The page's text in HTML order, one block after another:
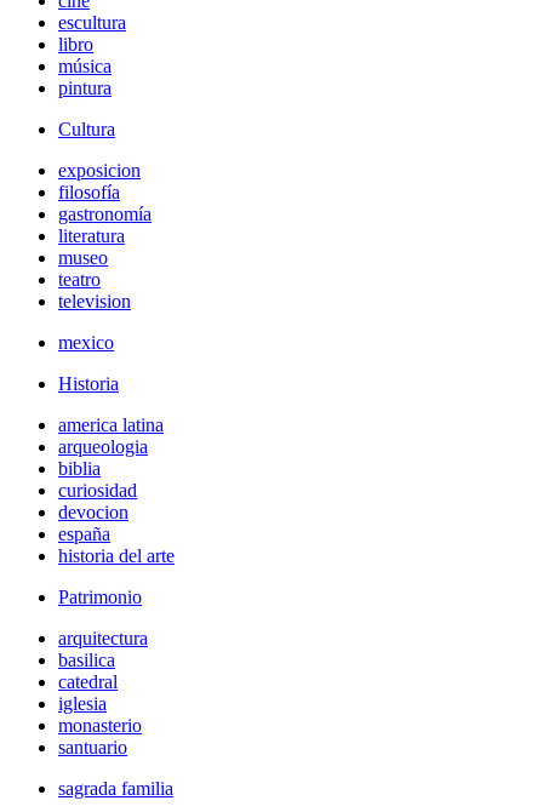
escultura
libro
música
pintura
Cultura
exposicion
filosofía
gastronomía
literatura
museo
teatro
television
mexico
Historia
america latina
arqueologia
biblia
curiosidad
devocion
españa
historia del arte
Patrimonio
arquitectura
basilica
catedral
iglesia
monasterio
santuario
sagrada familia